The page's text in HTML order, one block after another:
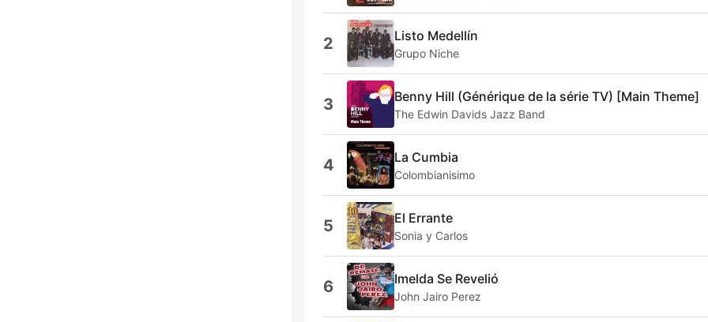
2 Listo Medellín
Grupo Niche
3 Benny Hill (Générique de la série TV) [Main Theme]
The Edwin Davids Jazz Band
4 La Cumbia
Colombianisimo
5 El Errante
Sonia y Carlos
6 Imelda Se Revelió
John Jairo Perez